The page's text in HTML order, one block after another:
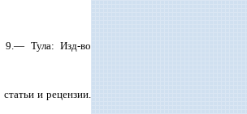
9.— Тула: Изд-во
и рецензии.